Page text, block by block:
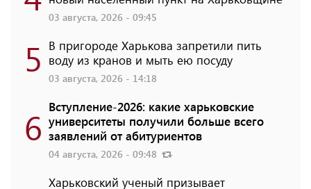
03 августа, 2026 - 09:45
5 В пригороде Харькова запретили пить
воду из кранов и мыть ею посуду
03 августа, 2026 - 14:18
6 Вступление-2026: какие харьковские
университеты получили больше всего
заявлений от абитуриентов
04 августа, 2026 - 09:48
Харьковский ученый призывает